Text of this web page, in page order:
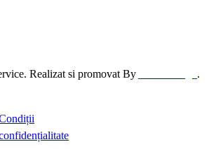
Realizat si promovat By .